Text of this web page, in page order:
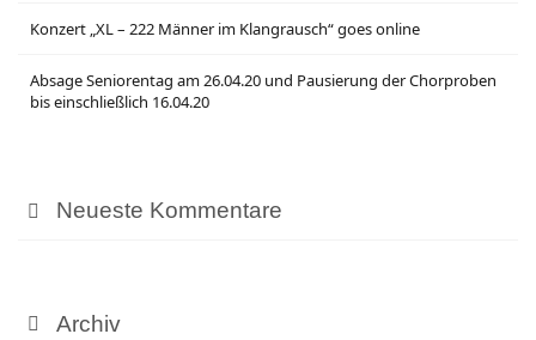
Konzert „XL – 222 Männer im Klangrausch“ goes online
Absage Seniorentag am 26.04.20 und Pausierung der Chorproben
bis einschließlich 16.04.20
Neueste Kommentare
Archiv